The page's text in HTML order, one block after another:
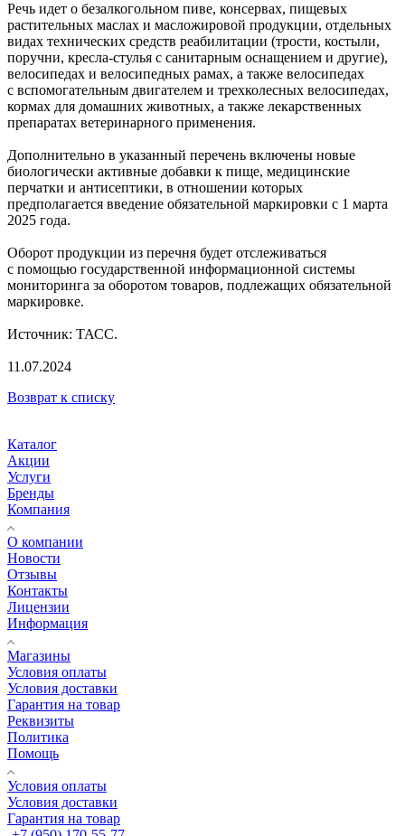
Речь идет о безалкогольном пиве, консервах, пищевых
растительных маслах и масложировой продукции, отдельных
видах технических средств реабилитации (трости, костыли,
поручни, кресла-стулья с санитарным оснащением и другие),
велосипедах и велосипедных рамах, а также велосипедах
с вспомогательным двигателем и трехколесных велосипедах,
кормах для домашних животных, а также лекарственных
препаратах ветеринарного применения.
Дополнительно в указанный перечень включены новые
биологически активные добавки к пище, медицинские
перчатки и антисептики, в отношении которых
предполагается введение обязательной маркировки с 1 марта
2025 года.
Оборот продукции из перечня будет отслеживаться
с помощью государственной информационной системы
мониторинга за оборотом товаров, подлежащих обязательной
маркировке.
Источник: ТАСС.
11.07.2024
Возврат к списку
Каталог
Акции
Услуги
Бренды
Компания
О компании
Новости
Отзывы
Контакты
Лицензии
Информация
Магазины
Условия оплаты
Условия доставки
Гарантия на товар
Реквизиты
Политика
Помощь
Условия оплаты
Условия доставки
Гарантия на товар